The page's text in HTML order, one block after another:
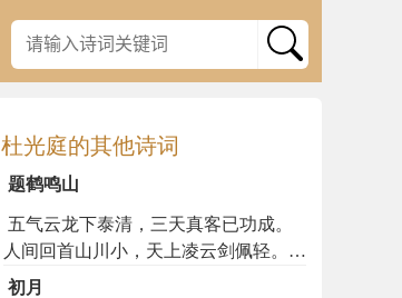
杜光庭的其他诗词
题鹤鸣山
五气云龙下泰清，三天真客已功成。
人间回首山川小，天上凌云剑佩轻。花
拥石坛何寂寞，草平辙迹自分明。鹿裘
初月